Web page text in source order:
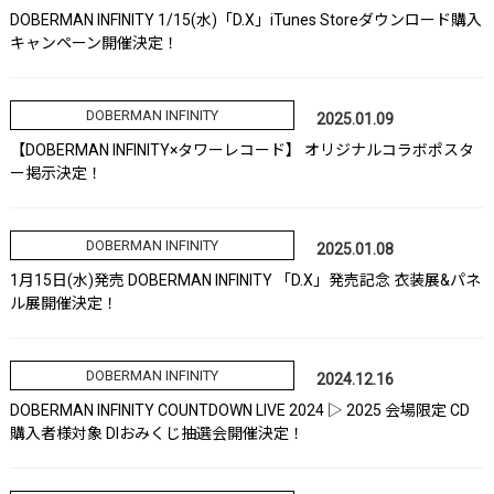
DOBERMAN INFINITY 1/15(水)「D.X」iTunes Storeダウンロード購入
キャンペーン開催決定！
DOBERMAN INFINITY
2025.01.09
【DOBERMAN INFINITY×タワーレコード】 オリジナルコラボポスタ
ー掲示決定！
DOBERMAN INFINITY
2025.01.08
1月15日(水)発売 DOBERMAN INFINITY 「D.X」発売記念 衣装展&パネ
ル展開催決定！
DOBERMAN INFINITY
2024.12.16
DOBERMAN INFINITY COUNTDOWN LIVE 2024 ▷ 2025 会場限定 CD
購入者様対象 DIおみくじ抽選会開催決定！